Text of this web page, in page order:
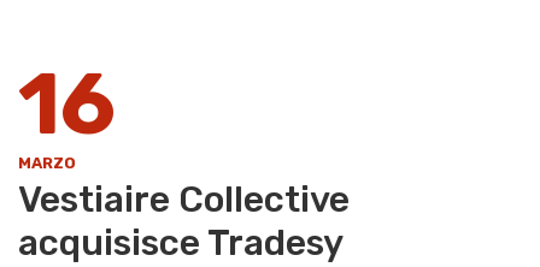
16
MARZO
Vestiaire Collective
acquisisce Tradesy